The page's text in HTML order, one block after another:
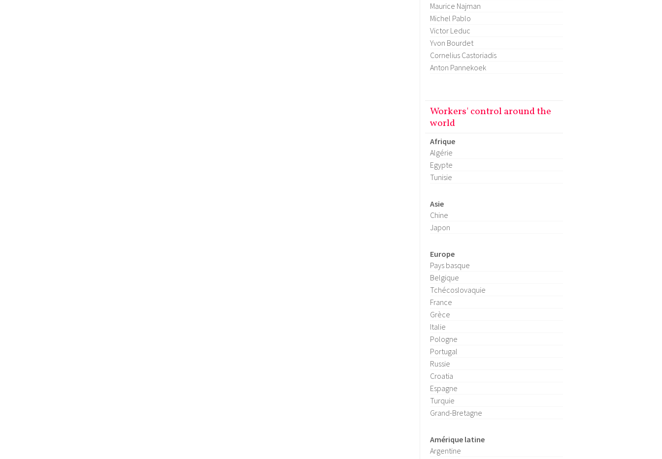
Maurice Najman
Michel Pablo
Victor Leduc
Yvon Bourdet
Cornelius Castoriadis
Anton Pannekoek
Workers' control around the
world
Afrique
Algérie
Egypte
Tunisie
Asie
Chine
Japon
Europe
Pays basque
Belgique
Tchécoslovaquie
France
Grèce
Italie
Pologne
Portugal
Russie
Croatia
Espagne
Turquie
Grand-Bretagne
Amérique latine
Argentine